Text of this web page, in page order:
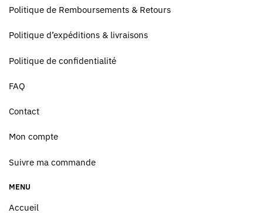
Politique de Remboursements & Retours
Politique d’expéditions & livraisons
Politique de confidentialité
FAQ
Contact
Mon compte
Suivre ma commande
MENU
Accueil